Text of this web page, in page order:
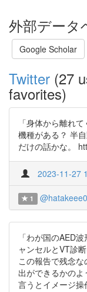
外部データ
Google Scholar
Twitter (27
favorites)
「身体から離れ
機種がある？ 半
だけの話かな。
2023-11-27
1
「わが国のAED
ャンセルとVT診
この報告で残念
出ができるかのよ
言うとイメージ操